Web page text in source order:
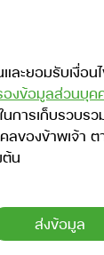
ละยอมรับเงื่อน
องข้อมูลส่วนบุค
การเก็บรวบรว
ของข้าพเจ้า ต
ต้น
ส่งข้อมูล